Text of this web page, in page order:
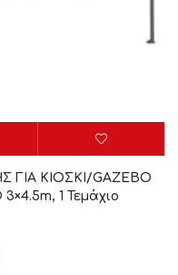
ΓΙΑ ΚΙΟΣΚΙ/GAZEBO
1 Τεμάχιο